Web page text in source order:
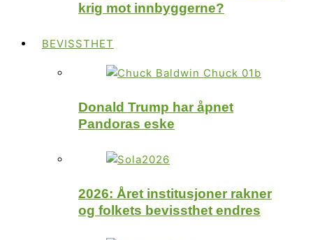
krig mot innbyggerne?
BEVISSTHET
Donald Trump har åpnet
Pandoras eske
2026: Året institusjoner rakner
og folkets bevissthet endres